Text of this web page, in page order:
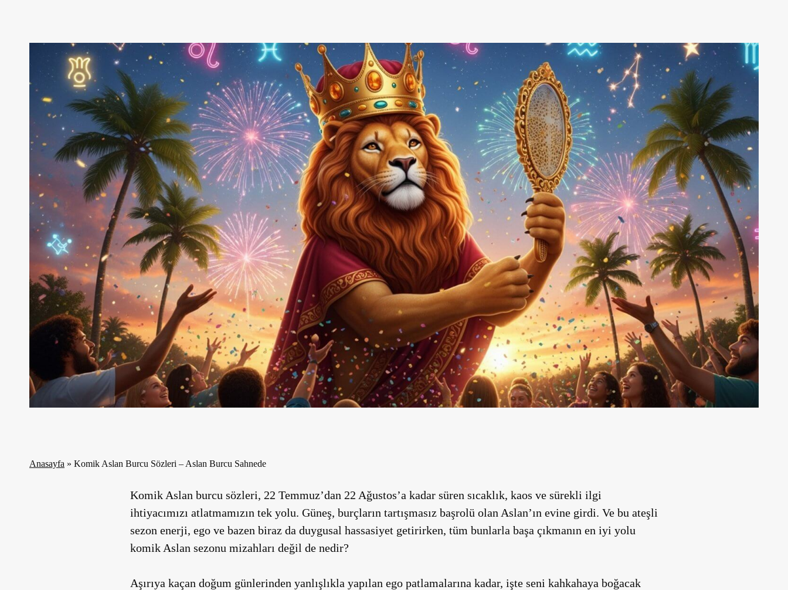
Anasayfa » Komik Aslan Burcu Sözleri – Aslan Burcu Sahnede
Komik Aslan burcu sözleri, 22 Temmuz’dan 22 Ağustos’a kadar süren sıcaklık, kaos ve sürekli ilgi
ihtiyacımızı atlatmamızın tek yolu. Güneş, burçların tartışmasız başrolü olan Aslan’ın evine girdi. Ve bu ateşli
sezon enerji, ego ve bazen biraz da duygusal hassasiyet getirirken, tüm bunlarla başa çıkmanın en iyi yolu
komik Aslan sezonu mizahları değil de nedir?
Aşırıya kaçan doğum günlerinden yanlışlıkla yapılan ego patlamalarına kadar, işte seni kahkahaya boğacak